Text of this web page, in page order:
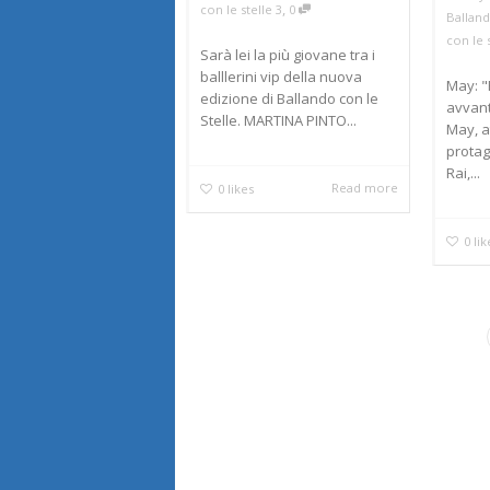
con le stelle 3 0
Sarà lei la più giovane tra i
balllerini vip della nuova
edizione di Ballando con le
Stelle. MARTINA PINTO...
0 likes Read more
con le
May:
May,
Rai,...
0